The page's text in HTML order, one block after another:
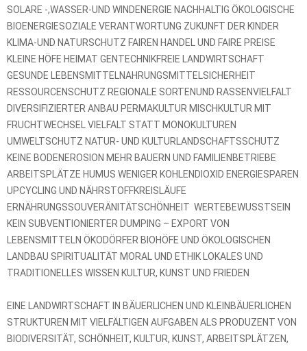
SOLARE -,WASSER-UND WINDENERGIE NACHHALTIG ÖKOLOGISCHE
BIOENERGIESOZIALE VERANTWORTUNG ZUKUNFT DER KINDER
KLIMA-UND NATURSCHUTZ FAIREN HANDEL UND FAIRE PREISE
KLEINE HÖFE HEIMAT GENTECHNIKFREIE LANDWIRTSCHAFT
GESUNDE LEBENSMITTELNAHRUNGSMITTELSICHERHEIT
RESSOURCENSCHUTZ REGIONALE SORTENUND RASSENVIELFALT
DIVERSIFIZIERTER ANBAU PERMAKULTUR MISCHKULTUR MIT
FRUCHTWECHSEL VIELFALT STATT MONOKULTUREN
UMWELTSCHUTZ NATUR- UND KULTURLANDSCHAFTSSCHUTZ
KEINE BODENEROSION MEHR BAUERN UND FAMILIENBETRIEBE 
ARBEITSPLÄTZE HUMUS WENIGER KOHLENDIOXID ENERGIESPAREN
UPCYCLING UND NÄHRSTOFFKREISLÄUFE 
ERNÄHRUNGSSOUVERÄNITÄTSCHÖNHEIT  WERTEBEWUSSTSEIN 
KEIN SUBVENTIONIERTER DUMPING – EXPORT VON
LEBENSMITTELN ÖKODÖRFER BIOHÖFE UND ÖKOLOGISCHEN
LANDBAU SPIRITUALITÄT MORAL UND ETHIK LOKALES UND
TRADITIONELLES WISSEN KULTUR, KUNST UND FRIEDEN
EINE LANDWIRTSCHAFT IN BÄUERLICHEN UND KLEINBÄUERLICHEN
STRUKTUREN MIT VIELFÄLTIGEN AUFGABEN ALS PRODUZENT VON
BIODIVERSITÄT, SCHÖNHEIT, KULTUR, KUNST, ARBEITSPLÄTZEN,